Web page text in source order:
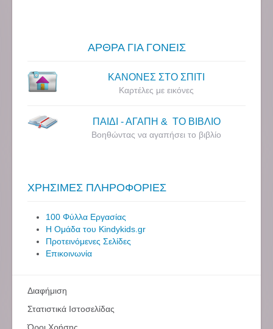
ΑΡΘΡΑ ΓΙΑ ΓΟΝΕΙΣ
ΚΑΝΟΝΕΣ ΣΤΟ ΣΠΙΤΙ
Καρτέλες με εικόνες
ΠΑΙΔΙ - ΑΓΑΠΗ & ΤΟ ΒΙΒΛΙΟ
Βοηθώντας να αγαπήσει το βιβλίο
ΧΡΗΣΙΜΕΣ ΠΛΗΡΟΦΟΡΙΕΣ
100 Φύλλα Εργασίας
Η Ομάδα του Kindykids.gr
Προτεινόμενες Σελίδες
Επικοινωνία
Διαφήμιση
Στατιστικά Ιστοσελίδας